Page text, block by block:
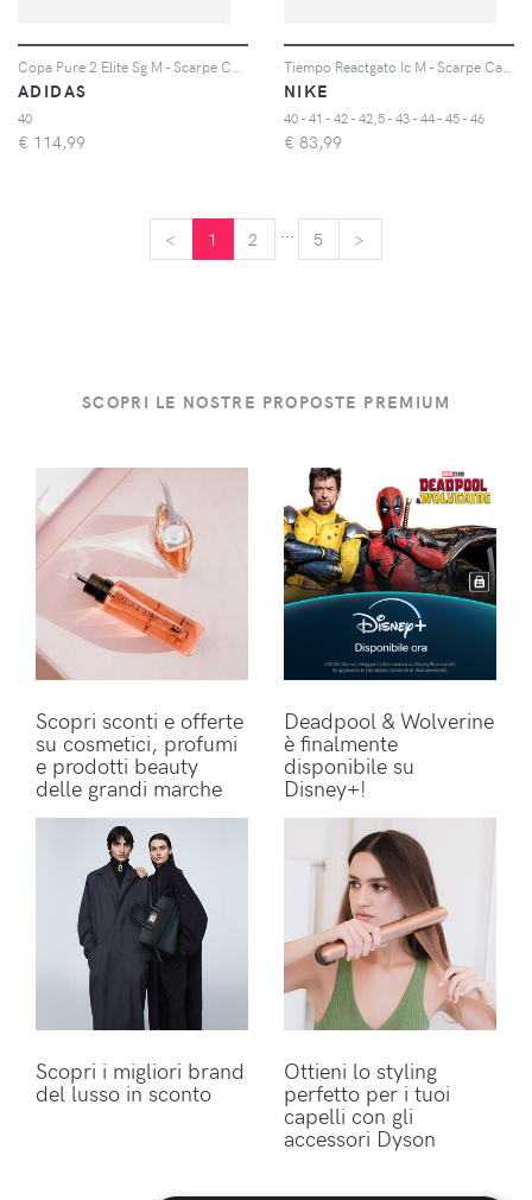
ADIDAS
40
€ 114,99
NIKE
40 - 41 - 42 - 42,5 - 43 - 44 - 45 - 46
€ 83,99
< 1 2 5 >
SCOPRI LE NOSTRE PROPOSTE PREMIUM
Scopri sconti e offerte
su cosmetici, profumi
e prodotti beauty
delle grandi marche
Deadpool & Wolverine
è finalmente
disponibile su
Disney+!
Scopri i migliori brand
del lusso in sconto
Ottieni lo styling
perfetto per i tuoi
capelli con gli
accessori Dyson